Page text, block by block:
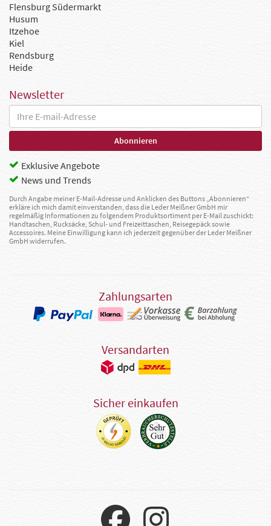
Flensburg Südermarkt
Husum
Itzehoe
Kiel
Rendsburg
Heide
Newsletter
Exklusive Angebote
News und Trends
Durch Angabe meiner E-Mail-Adresse und Anklicken des Buttons „Abonnieren“
erkläre ich mich damit einverstanden, dass die Leder Meißner GmbH mir
regelmäßig Informationen zu folgendem Produktsortiment per E-Mail zuschickt:
Handtaschen, Rucksäcke, Schul- und Freizeittaschen, Reisegepäck sowie
Accessoires. Meine Einwilligung kann ich jederzeit gegenüber der Leder Meißner
GmbH widerrufen.
Zahlungsarten
Versandarten
Sicher einkaufen